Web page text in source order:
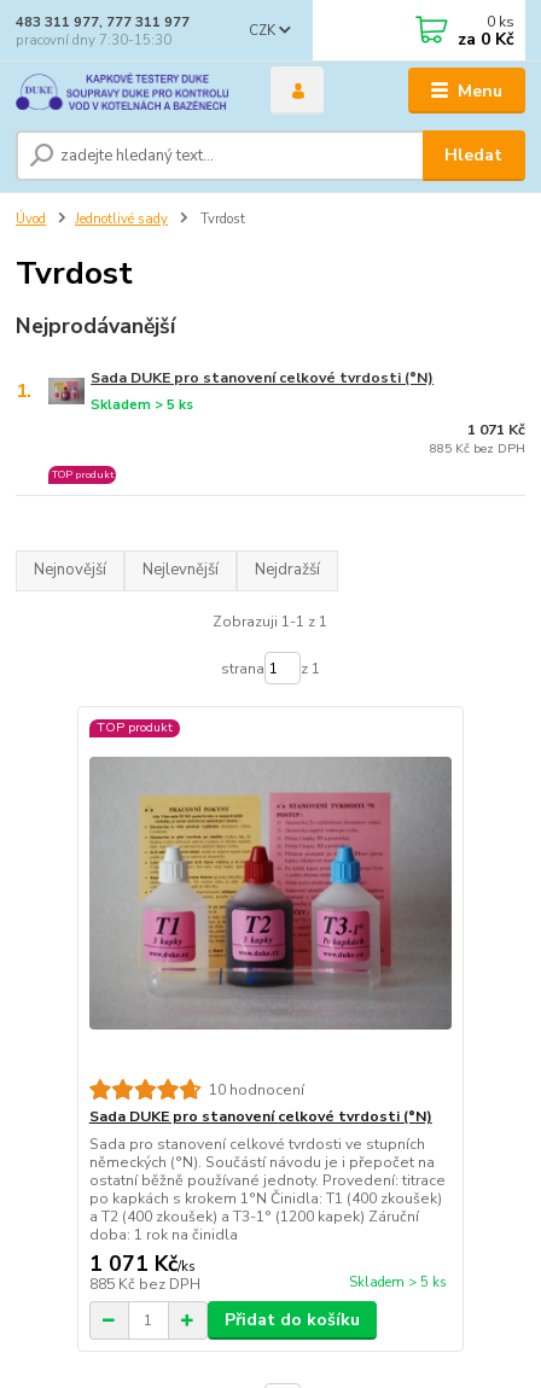
Menu
CZK
Hledat
483 311 977, 777 311 977
pracovní dny 7:30-15:30
0 ks
za 0 Kč
Úvod Jednotlivé sady Tvrdost
Tvrdost
Nejprodávanější
1. Sada DUKE pro stanovení celkové tvrdosti (°N)
Skladem > 5 ks
TOP produkt
1 071 Kč
885 Kč bez DPH
Nejnovější Nejlevnější Nejdražší
Zobrazuji 1-1 z 1
strana z 1
TOP produkt
10 hodnocení
Sada DUKE pro stanovení celkové tvrdosti (°N)
Sada pro stanovení celkové tvrdosti ve stupních
německých (°N). Součástí návodu je i přepočet na
ostatní běžně používané jednoty. Provedení: titrace
po kapkách s krokem 1°N Činidla: T1 (400 zkoušek)
a T2 (400 zkoušek) a T3-1° (1200 kapek) Záruční
doba: 1 rok na činidla
1 071 Kč/ks
885 Kč bez DPH Skladem > 5 ks
Přidat do košíku